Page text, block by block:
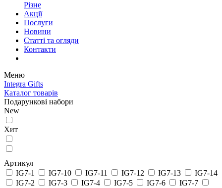
Різне
Акції
Послуги
Новини
Статті та огляди
Контакти
Меню
Integra Gifts
Каталог товарів
Подарункові набори
New
Хит
Артикул
IG7-1
IG7-10 IG7-11 IG7-12 IG7-13
IG7-14
IG7-2
IG7-3 IG7-4 IG7-5 IG7-6
IG7-7